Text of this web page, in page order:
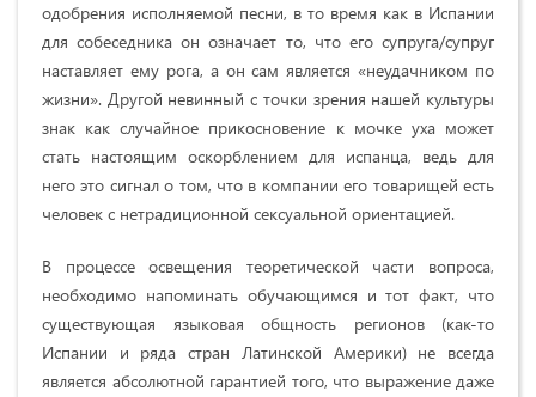
одобрения исполняемой песни, в то время как в Испании
для собеседника он означает то, что его супруга/супруг
наставляет ему рога, а он сам является «неудачником по
жизни». Другой невинный с точки зрения нашей культуры
знак как случайное прикосновение к мочке уха может
стать настоящим оскорблением для испанца, ведь для
него это сигнал о том, что в компании его товарищей есть
человек с нетрадиционной сексуальной ориентацией.
В процессе освещения теоретической части вопроса,
необходимо напоминать обучающимся и тот факт, что
существующая языковая общность регионов (как-то
Испании и ряда стран Латинской Америки) не всегда
является абсолютной гарантией того, что выражение даже